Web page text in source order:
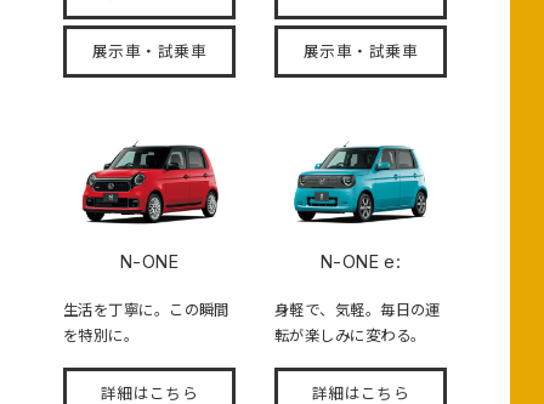
展示車・試乗車 展示車・試乗車
N-ONE
生活を丁寧に。この瞬間
を特別に。
詳細はこちら
N-ONE e:
身軽で、気軽。毎日の運
転が楽しみに変わる。
詳細はこちら